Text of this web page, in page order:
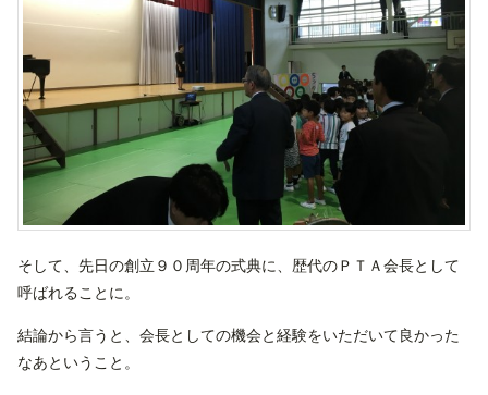
そして、先日の創立９０周年の式典に、歴代のＰＴＡ会長として
呼ばれることに。
結論から言うと、会長としての機会と経験をいただいて良かった
なあということ。